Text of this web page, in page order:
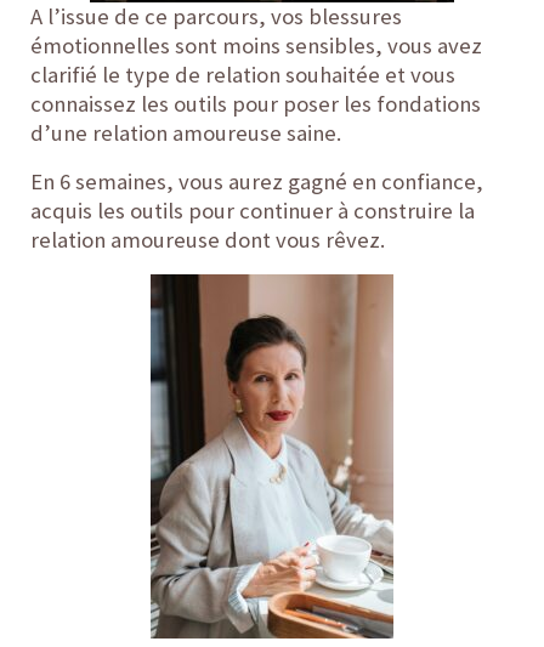
A l’issue de ce parcours, vos blessures
émotionnelles sont moins sensibles, vous avez
clarifié le type de relation souhaitée et vous
connaissez les outils pour poser les fondations
d’une relation amoureuse saine.
En 6 semaines, vous aurez gagné en confiance,
acquis les outils pour continuer à construire la
relation amoureuse dont vous rêvez.